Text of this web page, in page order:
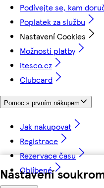
Nastavení
Podívejte se, kam
Poplatek za službu
Nastavení Cookies
Možnosti platby
itesco.cz
Clubcard
Pomoc s prvním nákupem
Jak nakupovat
Registrace
Rezervace času
Oblíbené